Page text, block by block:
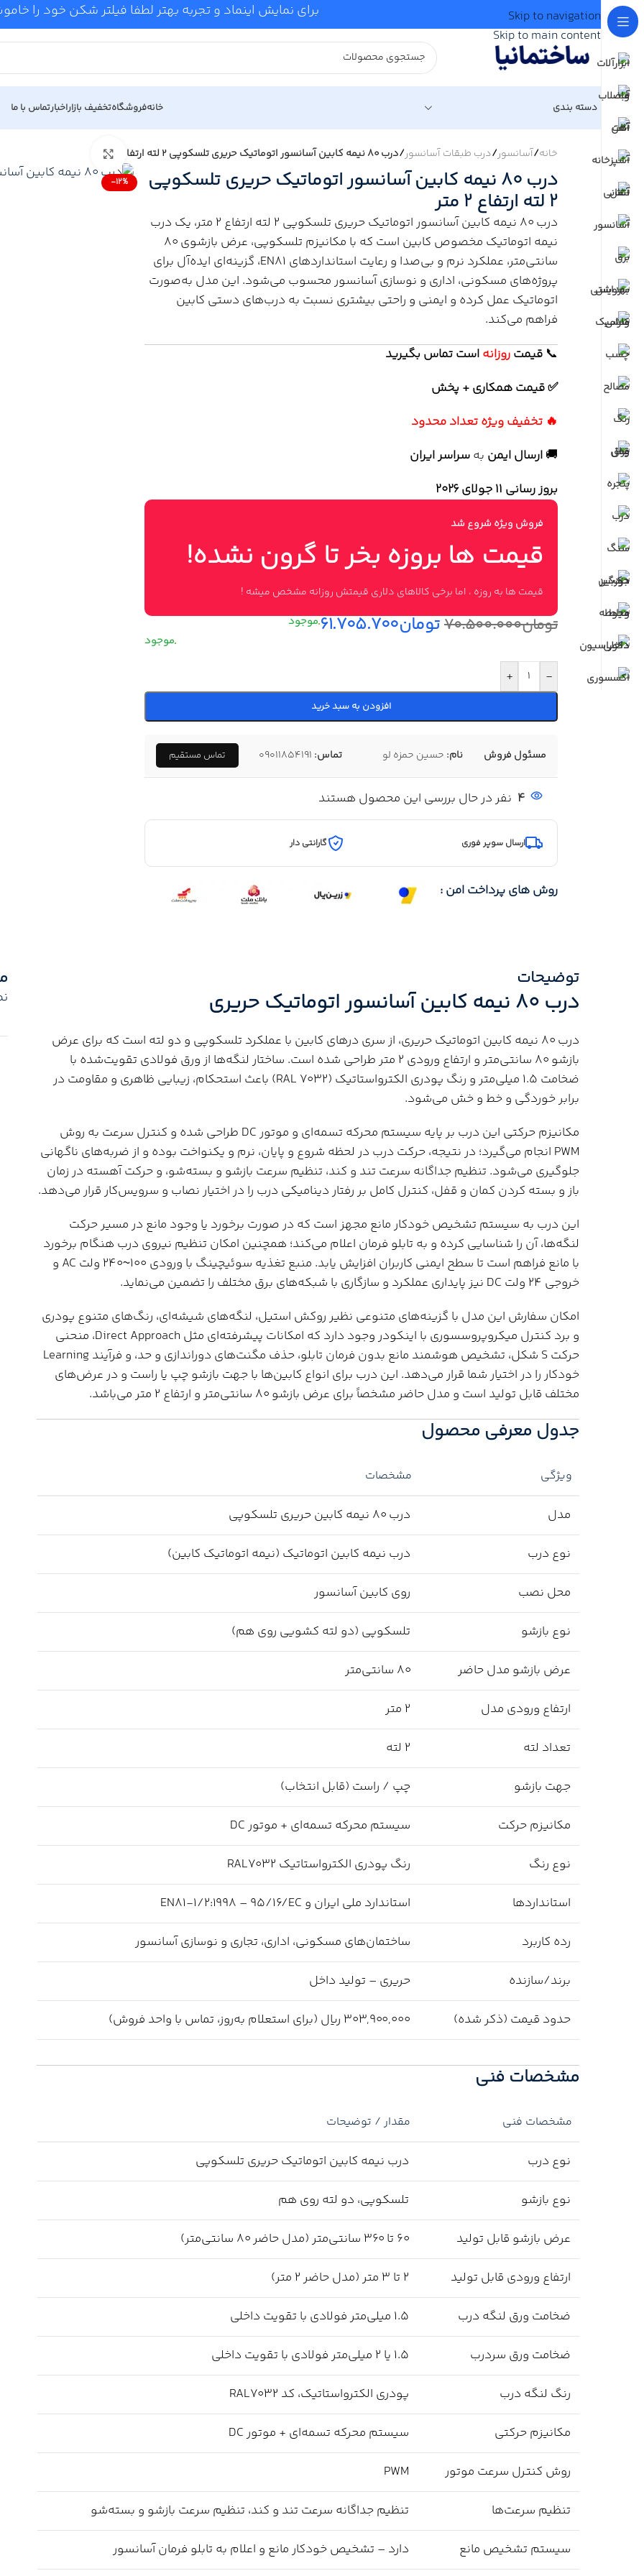
Skip to navigation
Skip to main content
برای نمایش اینماد و تجربه بهتر لطفا فیلتر شکن خود را
دسته بندی خانهفروشگاهتخفیف بازاراخبارتماس با ما
خانه/آسانسور/درب طبقات آسانسور/درب 80 نیمه کابین آسانسور اتوماتیک حریری تلسکوپی 2 لته ارتفاع 2 متر
-12% درب 80 نیمه کابین آسانسور اتوماتیک حریری تلسکوپی
2 لته ارتفاع 2 متر
درب 80 نیمه کابین آسانسور اتوماتیک حریری تلسکوپی 2 لته ارتفاع 2 متر، یک درب
نیمه اتوماتیک مخصوص کابین است که با مکانیزم تلسکوپی، عرض بازشوی 80
سانتی‌متر، عملکرد نرم و بی‌صدا و رعایت استانداردهای EN81، گزینه‌ای ایده‌آل برای
پروژه‌های مسکونی، اداری و نوسازی آسانسور محسوب می‌شود. این مدل به‌صورت
اتوماتیک عمل کرده و ایمنی و راحتی بیشتری نسبت به درب‌های دستی کابین
فراهم می‌کند.
📞 قیمتروزانهاست تماس بگیرید
✅ قیمت همکاری + پخش
🔥 تخفیف ویژه تعداد محدود
🚚ارسال ایمن بهسراسر ایران
بروز رسانی 11 جولای ۲۰۲۶
فروش ویژه شروع شد
قیمت ها بروزه بخر تا گرون نشده!
قیمت ها به روزه ، اما برخی کالاهای دلاری قیمتش روزانه مشخص میشه !
تومان۷۰.۵۰۰.۰۰۰تومان۶۱.۷۰۵.۷۰۰
-
+
افزودن به سبد خرید
مسئول فروش نام: حسین حمزه لو تماس: 09011854191 تماس مستقیم
4 نفر در حال بررسی این محصول هستند
ارسال سوپر فوری گارانتی دار
روش های پرداخت امن :
توضیحات
درب 80 نیمه کابین آسانسور اتوماتیک حریری
درب 80 نیمه کابین اتوماتیک حریری، از سری درهای کابین با عملکرد تلسکوپی و دو لته است که برای عرض
بازشو 80 سانتی‌متر و ارتفاع ورودی 2 متر طراحی شده است. ساختار لنگه‌ها از ورق فولادی تقویت‌شده با
ضخامت 1.5 میلی‌متر و رنگ پودری الکترواستاتیک (RAL 7032) باعث استحکام، زیبایی ظاهری و مقاومت در
برابر خوردگی و خط و خش می‌شود.
مکانیزم حرکتی این درب بر پایه سیستم محرکه تسمه‌ای و موتور DC طراحی شده و کنترل سرعت به روش
PWM انجام می‌گیرد؛ در نتیجه، حرکت درب در لحظه شروع و پایان، نرم و یکنواخت بوده و از ضربه‌های ناگهانی
جلوگیری می‌شود. تنظیم جداگانه سرعت تند و کند، تنظیم سرعت بازشو و بسته‌شو، و حرکت آهسته در زمان
باز و بسته کردن کمان و قفل، کنترل کامل بر رفتار دینامیکی درب را در اختیار نصاب و سرویس‌کار قرار می‌دهد.
این درب به سیستم تشخیص خودکار مانع مجهز است که در صورت برخورد یا وجود مانع در مسیر حرکت
لنگه‌ها، آن را شناسایی کرده و به تابلو فرمان اعلام می‌کند؛ همچنین امکان تنظیم نیروی درب هنگام برخورد
با مانع فراهم است تا سطح ایمنی کاربران افزایش یابد. منبع تغذیه سوئیچینگ با ورودی 100~240 ولت AC و
خروجی 24 ولت DC نیز پایداری عملکرد و سازگاری با شبکه‌های برق مختلف را تضمین می‌نماید.
امکان سفارش این مدل با گزینه‌های متنوعی نظیر روکش استیل، لنگه‌های شیشه‌ای، رنگ‌های متنوع پودری
و برد کنترل میکروپروسسوری با اینکودر وجود دارد که امکانات پیشرفته‌ای مثل Direct Approach، منحنی
حرکت S شکل، تشخیص هوشمند مانع بدون فرمان تابلو، حذف مگنت‌های دوراندازی و حد، و فرآیند Learning
خودکار را در اختیار شما قرار می‌دهد. این درب برای انواع کابین‌ها با جهت بازشو چپ یا راست و در عرض‌های
مختلف قابل تولید است و مدل حاضر مشخصاً برای عرض بازشو 80 سانتی‌متر و ارتفاع 2 متر می‌باشد.
جدول معرفی محصول
ویژگی مشخصات
مدل درب 80 نیمه کابین حریری تلسکوپی
نوع درب درب نیمه کابین اتوماتیک (نیمه اتوماتیک کابین)
محل نصب روی کابین آسانسور
نوع بازشو تلسکوپی (دو لته کشویی روی هم)
عرض بازشو مدل حاضر 80 سانتی‌متر
ارتفاع ورودی مدل 2 متر
تعداد لته 2 لته
جهت بازشو چپ / راست (قابل انتخاب)
مکانیزم حرکت سیستم محرکه تسمه‌ای + موتور DC
نوع رنگ رنگ پودری الکترواستاتیک RAL7032
استانداردها استاندارد ملی ایران و EN81-1/2:1998 – 95/16/EC
رده کاربرد ساختمان‌های مسکونی، اداری، تجاری و نوسازی آسانسور
برند/سازنده حریری – تولید داخل
حدود قیمت (ذکر شده) ۳۰۳,۹۰۰,۰۰۰ ریال (برای استعلام به‌روز، تماس با واحد فروش)
مشخصات فنی
مشخصات فنی مقدار / توضیحات
نوع درب درب نیمه کابین اتوماتیک حریری تلسکوپی
نوع بازشو تلسکوپی، دو لته روی هم
عرض بازشو قابل تولید 60 تا 360 سانتی‌متر (مدل حاضر 80 سانتی‌متر)
ارتفاع ورودی قابل تولید 2 تا 3 متر (مدل حاضر 2 متر)
ضخامت ورق لنگه درب 1.5 میلی‌متر فولادی با تقویت داخلی
ضخامت ورق سردرب 1.5 یا 2 میلی‌متر فولادی با تقویت داخلی
رنگ لنگه درب پودری الکترواستاتیک، کد RAL7032
مکانیزم حرکتی سیستم محرکه تسمه‌ای + موتور DC
روش کنترل سرعت موتور PWM
تنظیم سرعت‌ها تنظیم جداگانه سرعت تند و کند، تنظیم سرعت بازشو و بسته‌شو
سیستم تشخیص مانع دارد – تشخیص خودکار مانع و اعلام به تابلو فرمان آسانسور